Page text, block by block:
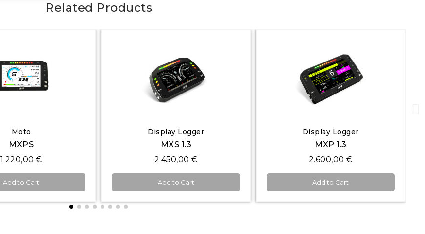
Related Products
Quick View
Moto
MXPS
1.220,00 €
Add to Cart
Quick View
Display Logger
MXS 1.3
2.450,00 €
Add to Cart
Quick View
Display Logger
MXP 1.3
2.600,00 €
Add to Cart